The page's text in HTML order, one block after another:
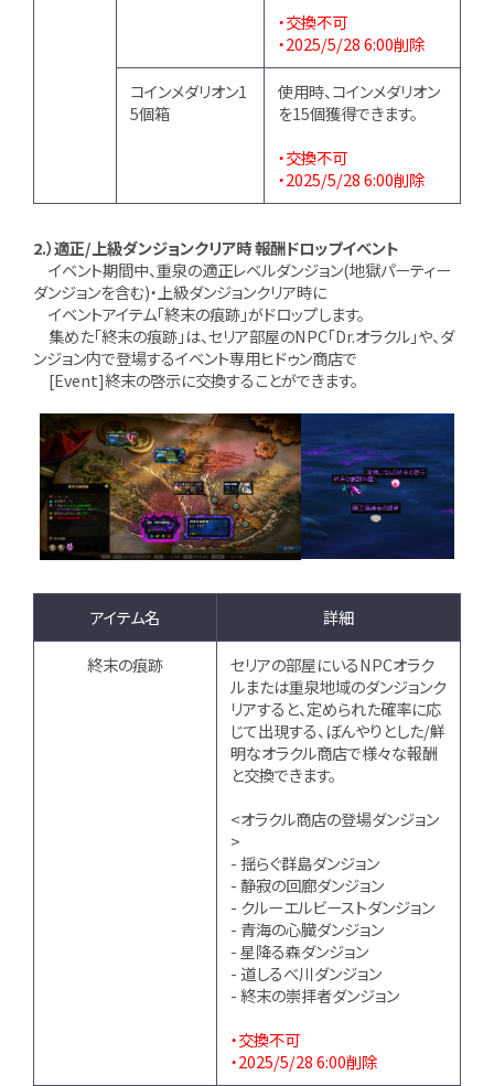
・交換不可
・2025/5/28 6:00削除
コインメダリオン1
5個箱
使用時、コインメダリオン
を15個獲得できます。
・交換不可
・2025/5/28 6:00削除
2.）適正/上級ダンジョンクリア時 報酬ドロップイベント
イベント期間中、重泉の適正レベルダンジョン(地獄パーティー
ダンジョンを含む)・上級ダンジョンクリア時に
イベントアイテム「終末の痕跡」がドロップします。
集めた「終末の痕跡」は、セリア部屋のNPC「Dr.オラクル」や、ダ
ンジョン内で登場するイベント専用ヒドゥン商店で
[Event]終末の啓示に交換することができます。
アイテム名 詳細
終末の痕跡
セリアの部屋にいるNPCオラク
ルまたは重泉地域のダンジョンク
リアすると、定められた確率に応
じて出現する、ぼんやりとした/鮮
明なオラクル商店で様々な報酬
と交換できます。
<オラクル商店の登場ダンジョン
>
- 揺らぐ群島ダンジョン
- 静寂の回廊ダンジョン
- クルーエルビーストダンジョン
- 青海の心臓ダンジョン
- 星降る森ダンジョン
- 道しるべ川ダンジョン
- 終末の崇拝者ダンジョン
・交換不可
・2025/5/28 6:00削除